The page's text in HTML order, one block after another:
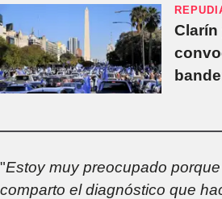
Clarín
"Estoy muy preocupado
comparto el diagnóstico que